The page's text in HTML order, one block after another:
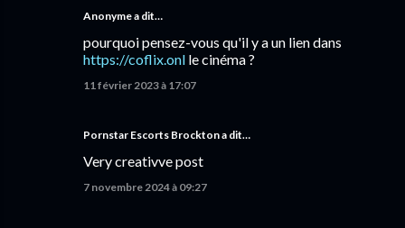
Anonyme a dit…
pourquoi pensez-vous qu'il y a un lien dans
https://coflix.onl le cinéma ?
11 février 2023 à 17:07
Pornstar Escorts Brocktona dit…
Very creativve post
7 novembre 2024 à 09:27